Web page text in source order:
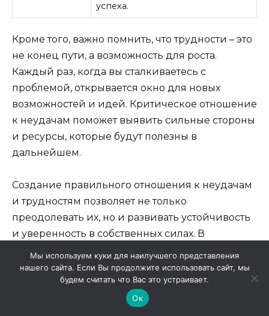
успеха.
Кроме того, важно помнить, что трудности – это
не конец пути, а возможность для роста.
Каждый раз, когда вы сталкиваетесь с
проблемой, открывается окно для новых
возможностей и идей. Критическое отношение
к неудачам поможет выявить сильные стороны
и ресурсы, которые будут полезны в
дальнейшем.
Создание правильного отношения к неудачам
и трудностям позволяет не только
преодолевать их, но и развивать устойчивость
и уверенность в собственных силах. В
конечном счете, именно такие моменты
формируют крепкий характер и служат
основой для будущих достижений.
Мы используем куки для наилучшего представления
нашего сайта. Если Вы продолжите использовать сайт, мы
будем считать что Вас это устраивает.
Ок